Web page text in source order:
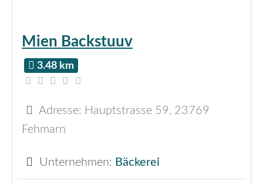
Mien Backstuuv
3.48 km
Adresse: Hauptstrasse 59, 23769
Fehmarn
Unternehmen: Bäckerei